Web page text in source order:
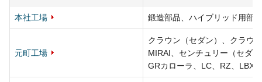
本社工場 鍛造部品、ハイブリッド用部
元町工場
クラウン（セダン）、 クラウ
MIRAI、 センチュリー（セダ
GRカローラ、 LC、 RZ、 LBX